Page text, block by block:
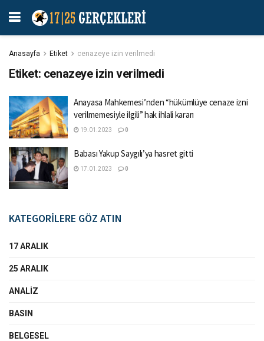
Anasayfa Etiket cenazeye izin verilmedi
Etiket: cenazeye izin verilmedi
Anayasa Mahkemesi’nden “hükümlüye cenaze izni
verilmemesiyle ilgili” hak ihlali kararı
19.01.2023 0
Babası Yakup Saygılı’ya hasret gitti
17.01.2023 0
KATEGORİLERE GÖZ ATIN
17 ARALIK
25 ARALIK
ANALIZ
BASIN
BELGESEL